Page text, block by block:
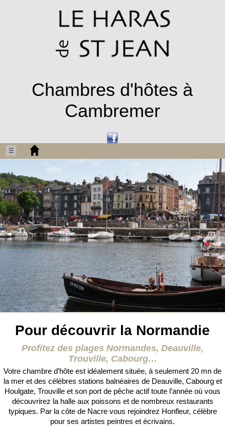
Chambres d'hôtes à
Cambremer
☰
Pour découvrir la Normandie
Profitez des plages Normandes, Deauville,
Trouville, Cabourg…
Votre chambre d’hôte est idéalement située, à seulement 20 mn de
la mer et des célèbres stations balnéaires de Deauville, Cabourg et
Houlgate, Trouville et son port de pêche actif toute l’année où vous
découvrirez la halle aux poissons et de nombreux restaurants
typiques. Par la côte de Nacre vous rejoindrez Honfleur, célèbre
pour ses artistes peintres et écrivains.